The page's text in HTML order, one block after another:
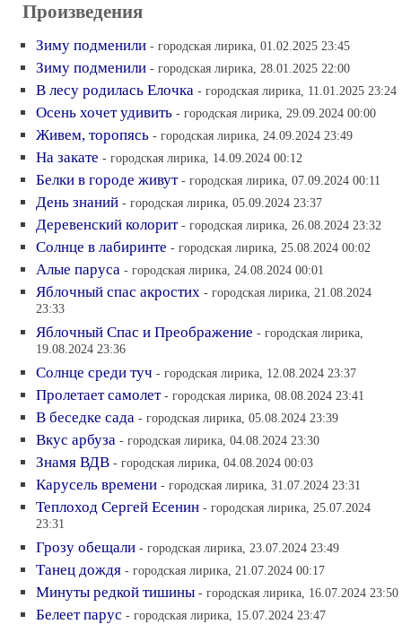
Произведения
Зиму подменили - городская лирика, 01.02.2025 23:45
Зиму подменили - городская лирика, 28.01.2025 22:00
В лесу родилась Елочка - городская лирика, 11.01.2025 23:24
Осень хочет удивить - городская лирика, 29.09.2024 00:00
Живем, торопясь - городская лирика, 24.09.2024 23:49
На закате - городская лирика, 14.09.2024 00:12
Белки в городе живут - городская лирика, 07.09.2024 00:11
День знаний - городская лирика, 05.09.2024 23:37
Деревенский колорит - городская лирика, 26.08.2024 23:32
Солнце в лабиринте - городская лирика, 25.08.2024 00:02
Алые паруса - городская лирика, 24.08.2024 00:01
Яблочный спас акростих - городская лирика, 21.08.2024
23:33
Яблочный Спас и Преображение - городская лирика,
19.08.2024 23:36
Солнце среди туч - городская лирика, 12.08.2024 23:37
Пролетает самолет - городская лирика, 08.08.2024 23:41
В беседке сада - городская лирика, 05.08.2024 23:39
Вкус арбуза - городская лирика, 04.08.2024 23:30
Знамя ВДВ - городская лирика, 04.08.2024 00:03
Карусель времени - городская лирика, 31.07.2024 23:31
Теплоход Сергей Есенин - городская лирика, 25.07.2024
23:31
Грозу обещали - городская лирика, 23.07.2024 23:49
Танец дождя - городская лирика, 21.07.2024 00:17
Минуты редкой тишины - городская лирика, 16.07.2024 23:50
Белеет парус - городская лирика, 15.07.2024 23:47